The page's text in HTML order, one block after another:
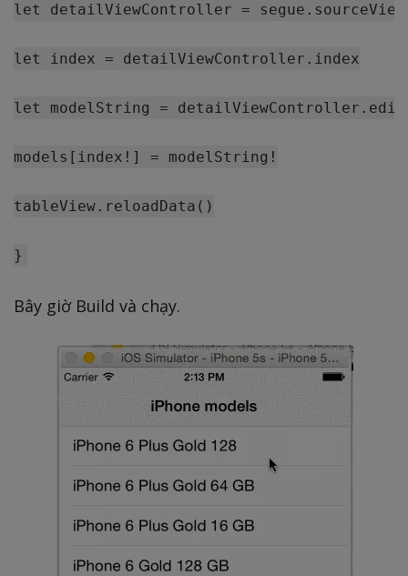
let detailViewController =
let index = detailViewController.index
let modelString =
models[index!] = modelString!
tableView.reloadData()
Bây giờ Build và chạy.